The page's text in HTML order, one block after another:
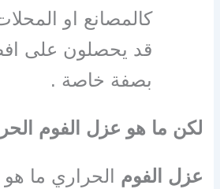
كالمصانع او
قد يحصلون على
بصفة خاصة .
لكن ما هو عزل الفوم
عزل الفوم الحراري ما هو